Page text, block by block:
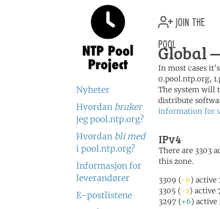
Nyheter
Hvordan bruker
jeg pool.ntp.org?
Hvordan bli med
i pool.ntp.org?
Informasjon for
leverandører
E-postlistene
join the
pool
Global
In most cases
0.pool.ntp.org,
The system will
distribute
information for
IPv4
There are 3303
this zone.
3309 (-6) active
3305 (-2) active
3297 (+6) active